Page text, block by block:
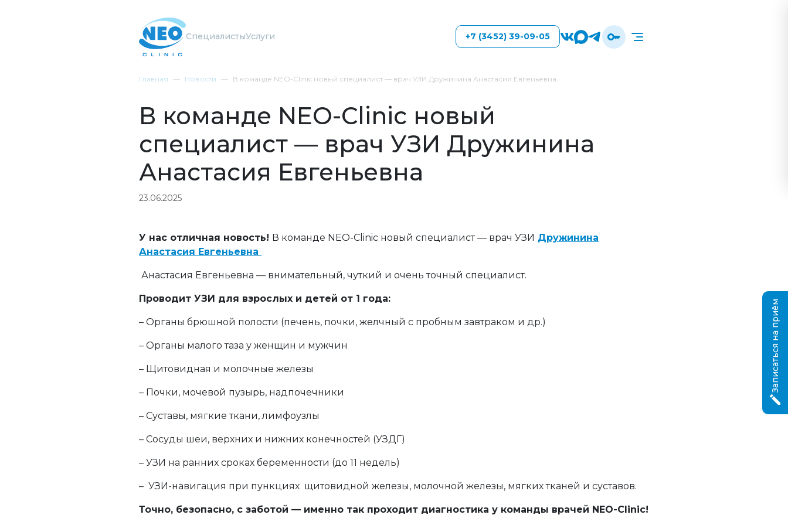
СпециалистыУслуги +7 (3452) 39-09-05
Главная Новости В команде NEO-Clinic новый специалист — врач УЗИ Дружинина Анастасия Евгеньевна
В команде NEO-Clinic новый
специалист — врач УЗИ Дружинина
Анастасия Евгеньевна
23.06.2025
У нас отличная новость! В команде NEO-Clinic новый специалист — врач УЗИ Дружинина
Анастасия Евгеньевна
Анастасия Евгеньевна — внимательный, чуткий и очень точный специалист.
Проводит УЗИ для взрослых и детей от 1 года:
– Органы брюшной полости (печень, почки, желчный с пробным завтраком и др.)
– Органы малого таза у женщин и мужчин
– Щитовидная и молочные железы
– Почки, мочевой пузырь, надпочечники
– Суставы, мягкие ткани, лимфоузлы
– Сосуды шеи, верхних и нижних конечностей (УЗДГ)
– УЗИ на ранних сроках беременности (до 11 недель)
– УЗИ-навигация при пункциях щитовидной железы, молочной железы, мягких тканей и суставов.
Точно, безопасно, с заботой — именно так проходит диагностика у команды врачей NEO-Clinic!
Записаться на приём